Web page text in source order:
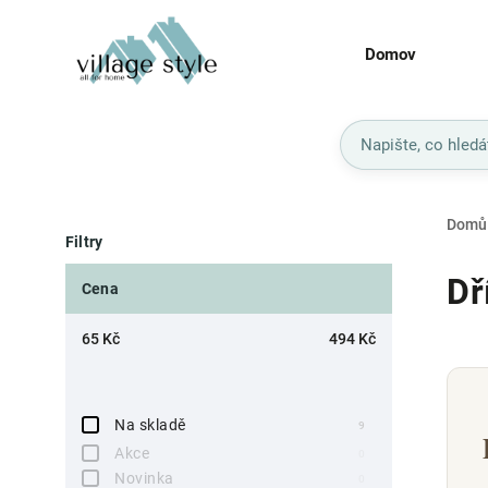
Domov
Domů
Filtry
Cena
65 Kč 494 Kč
Na skladě 9
Akce
Novinka